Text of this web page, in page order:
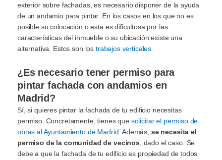
exterior sobre fachadas, es necesario disponer de la ayuda
de un andamio para pintar. En los casos en los que no es
posible su colocación o esta es dificultosa por las
características del inmueble o su ubicación existe una
alternativa. Estos son los trabajos verticales.
¿Es necesario tener permiso para
pintar fachada con andamios en
Madrid?
Sí, si quieres pintar la fachada de tu edificio necesitas
permiso. Concretamente, tienes que solicitar el permiso de
obras al Ayuntamiento de Madrid. Además, se necesita el
permiso de la comunidad de vecinos, dado el caso. Se
debe a que la fachada de tu edificio es propiedad de todos